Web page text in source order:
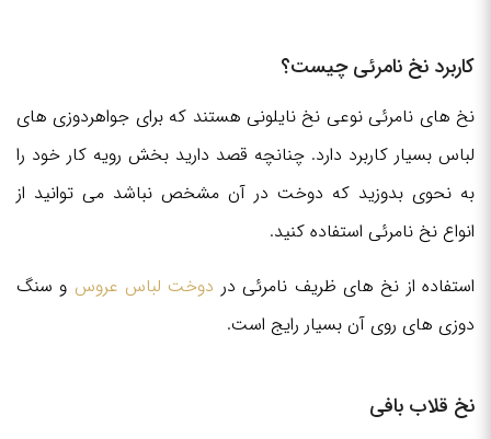
کاربرد نخ نامرئی چیست؟
نخ های نامرئی نوعی نخ نایلونی هستند که برای جواهردوزی های
لباس بسیار کاربرد دارد. چنانچه قصد دارید بخش رویه کار خود را
به نحوی بدوزید که دوخت در آن مشخص نباشد می ‌توانید از
انواع نخ نامرئی استفاده کنید.
استفاده از نخ های ظریف نامرئی در دوخت لباس عروس و سنگ
دوزی های روی آن بسیار رایج است.
نخ قلاب بافی